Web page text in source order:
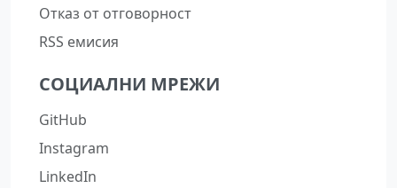
Отказ от отговорност
RSS емисия
СОЦИАЛНИ МРЕЖИ
GitHub
Instagram
LinkedIn